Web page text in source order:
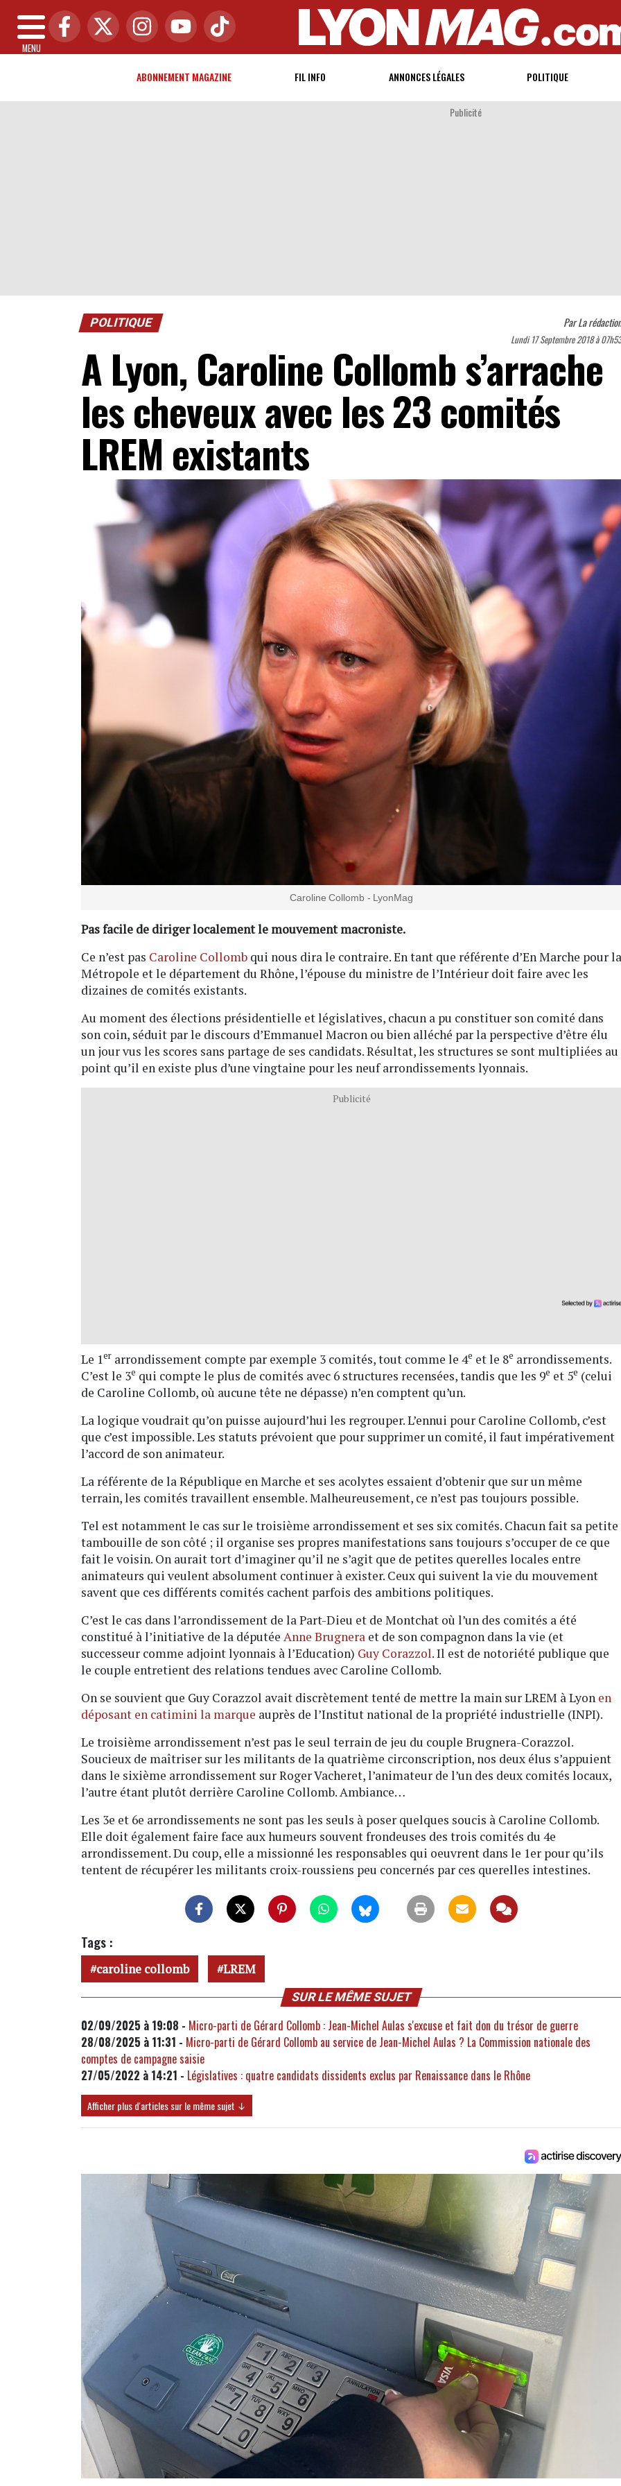
MENU
ABONNEMENT MAGAZINE FIL INFO ANNONCES LÉGALES POLITIQUE
Publicité
POLITIQUE ParLa rédaction
Lundi 17 Septembre 2018 à 07h53
A Lyon, Caroline Collomb s’arrache
les cheveux avec les 23 comités
LREM existants
Caroline Collomb - LyonMag
Pas facile de diriger localement le mouvement macroniste.
Ce n’est pas Caroline Collomb qui nous dira le contraire. En tant que référente d’En Marche pour la
Métropole et le département du Rhône, l’épouse du ministre de l’Intérieur doit faire avec les
dizaines de comités existants.
Au moment des élections présidentielle et législatives, chacun a pu constituer son comité dans
son coin, séduit par le discours d’Emmanuel Macron ou bien alléché par la perspective d’être élu
un jour vus les scores sans partage de ses candidats. Résultat, les structures se sont multipliées au
point qu’il en existe plus d’une vingtaine pour les neuf arrondissements lyonnais.
Publicité
Le 1er arrondissement compte par exemple 3 comités, tout comme le 4e et le 8e arrondissements.
C’est le 3e qui compte le plus de comités avec 6 structures recensées, tandis que les 9e et 5e (celui
de Caroline Collomb, où aucune tête ne dépasse) n’en comptent qu’un.
La logique voudrait qu’on puisse aujourd’hui les regrouper. L’ennui pour Caroline Collomb, c’est
que c’est impossible. Les statuts prévoient que pour supprimer un comité, il faut impérativement
l’accord de son animateur.
La référente de la République en Marche et ses acolytes essaient d’obtenir que sur un même
terrain, les comités travaillent ensemble. Malheureusement, ce n’est pas toujours possible.
Tel est notamment le cas sur le troisième arrondissement et ses six comités. Chacun fait sa petite
tambouille de son côté ; il organise ses propres manifestations sans toujours s’occuper de ce que
fait le voisin. On aurait tort d’imaginer qu’il ne s’agit que de petites querelles locales entre
animateurs qui veulent absolument continuer à exister. Ceux qui suivent la vie du mouvement
savent que ces différents comités cachent parfois des ambitions politiques.
C’est le cas dans l’arrondissement de la Part-Dieu et de Montchat où l’un des comités a été
constitué à l’initiative de la députée Anne Brugnera et de son compagnon dans la vie (et
successeur comme adjoint lyonnais à l’Education) Guy Corazzol. Il est de notoriété publique que
le couple entretient des relations tendues avec Caroline Collomb.
On se souvient que Guy Corazzol avait discrètement tenté de mettre la main sur LREM à Lyon en
déposant en catimini la marque auprès de l’Institut national de la propriété industrielle (INPI).
Le troisième arrondissement n’est pas le seul terrain de jeu du couple Brugnera-Corazzol.
Soucieux de maîtriser sur les militants de la quatrième circonscription, nos deux élus s’appuient
dans le sixième arrondissement sur Roger Vacheret, l’animateur de l’un des deux comités locaux,
l’autre étant plutôt derrière Caroline Collomb. Ambiance…
Les 3e et 6e arrondissements ne sont pas les seuls à poser quelques soucis à Caroline Collomb.
Elle doit également faire face aux humeurs souvent frondeuses des trois comités du 4e
arrondissement. Du coup, elle a missionné les responsables qui oeuvrent dans le 1er pour qu’ils
tentent de récupérer les militants croix-roussiens peu concernés par ces querelles intestines.
Tags :
caroline collomb LREM
SUR LE MÊME SUJET
02/09/2025 à 19:08 - Micro-parti de Gérard Collomb : Jean-Michel Aulas s'excuse et fait don du trésor de guerre
28/08/2025 à 11:31 - Micro-parti de Gérard Collomb au service de Jean-Michel Aulas ? La Commission nationale des
comptes de campagne saisie
27/05/2022 à 14:21 - Législatives : quatre candidats dissidents exclus par Renaissance dans le Rhône
Afficher plus d'articles sur le même sujet ↓